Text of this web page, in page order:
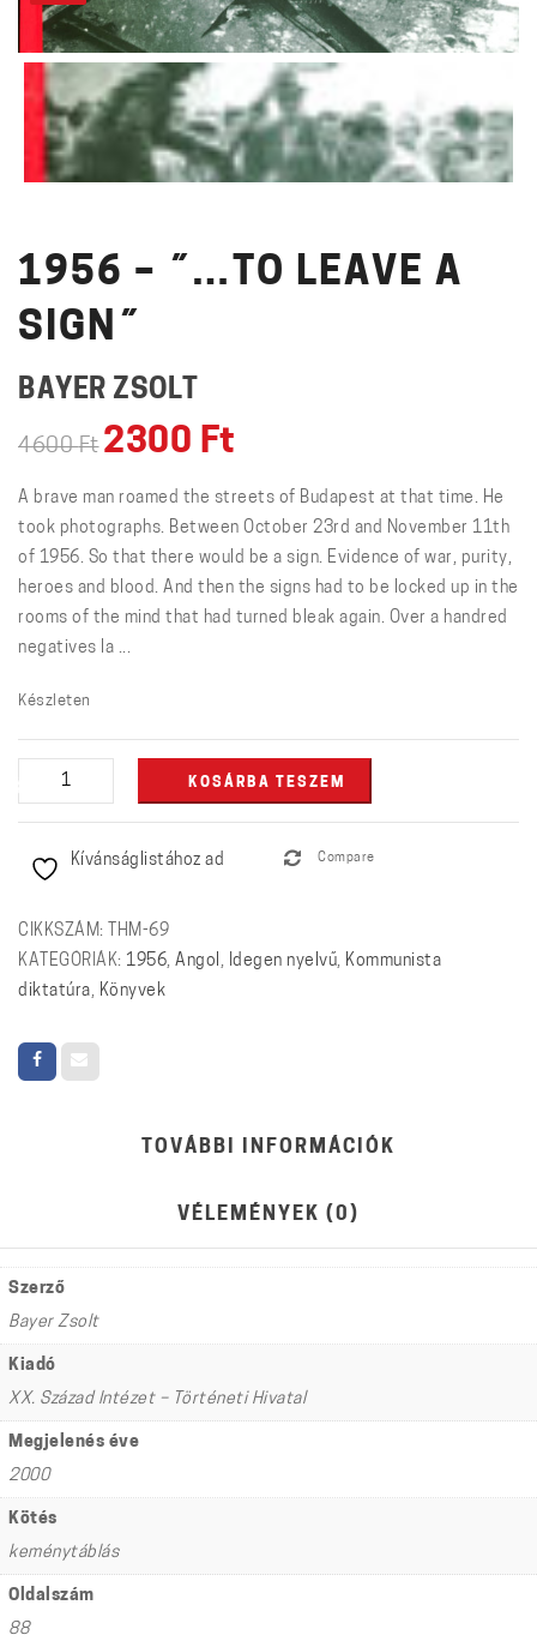
1956 – ˝…TO LEAVE A
SIGN˝
BAYER ZSOLT
4600Ft 2300 Ft
A brave man roamed the streets of Budapest at that time. He
took photographs. Between October 23rd and November 11th
of 1956. So that there would be a sign. Evidence of war, purity,
heroes and blood. And then the signs had to be locked up in the
rooms of the mind that had turned bleak again. Over a handred
negatives la ...
Készleten
-
leave
Sign˝
mennyiség
KOSÁRBA TESZEM
Kívánságlistához ad Compare
CIKKSZÁM: THM-69
KATEGÓRIÁK: 1956, Angol , Idegen nyelvű, Kommunista
diktatúra, Könyvek
TOVÁBBI INFORMÁCIÓK
VÉLEMÉNYEK (0)
Szerző
Bayer Zsolt
Kiadó
XX. Század Intézet – Történeti Hivatal
Megjelenés éve
2000
Kötés
keménytáblás
Oldalszám
88